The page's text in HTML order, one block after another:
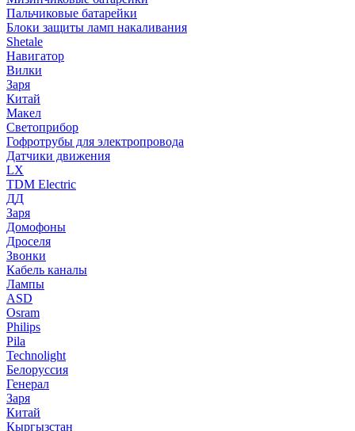
Пальчиковые батарейки
Блоки защиты ламп накаливания
Shetale
Навигатор
Вилки
Заря
Китай
Макел
Светоприбор
Гофротрубы для электропровода
Датчики движения
LX
TDM Electric
ДД
Заря
Домофоны
Дроселя
Звонки
Кабель каналы
Лампы
ASD
Osram
Philips
Pila
Technolight
Белоруссия
Генерал
Заря
Китай
Кыргызстан